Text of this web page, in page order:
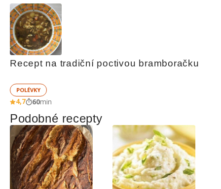
Recept na tradiční poctivou bramboračku
POLÉVKY
4,7 60min
Podobné recepty